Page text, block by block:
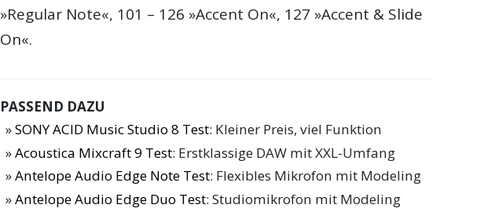
»Regular Note«, 101 – 126 »Accent On«, 127 »Accent & Slide
On«.
PASSEND DAZU
SONY ACID Music Studio 8 Test: Kleiner Preis, viel Funktion
Acoustica Mixcraft 9 Test: Erstklassige DAW mit XXL-Umfang
Antelope Audio Edge Note Test: Flexibles Mikrofon mit Modeling
Antelope Audio Edge Duo Test: Studiomikrofon mit Modeling